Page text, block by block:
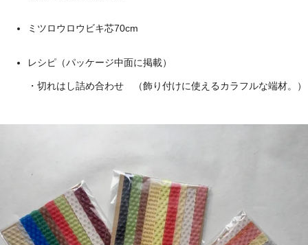
ミツロウロウビキ芯70cm
レシピ（パッケージ中面に掲載）
・切れはし詰め合わせ （飾り付けに使えるカラフルな端材。）